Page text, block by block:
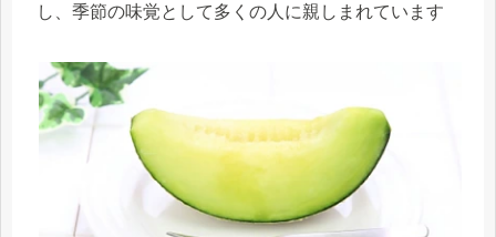
し、季節の味覚として多くの人に親しまれています